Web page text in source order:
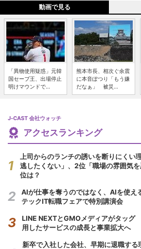
動画で見る
「異物使用疑惑」元韓
国セーブ王、出場停止
明けマウンドで...
熊本市長、相次ぐ余震
に本音ぽつり「もう嫌
だなぁ」 被災...
J-CAST 会社ウォッチ
アクセスランキング
上司からのランチの誘いを断りにく
逃したくない」、2位「職場の雰囲気
位は？
AIが仕事を奪うのではなく、AIを使
テックIT転職フェアで特別講演会
LINE NEXTとGMOメディアがタッグ
用したサービスの成長と事業拡大へ
新卒で入社した会社、早期に退職す